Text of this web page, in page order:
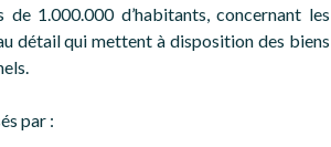
1.000.000 d’habitants, concernant les
détail qui mettent à disposition des biens
par :